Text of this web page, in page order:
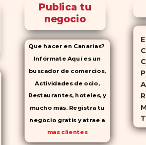
Publica tu
negocio
Que hacer en Canarias?
Infórmate Aquí es un
buscador de comercios,
Actividades de ocio,
Restaurantes, hoteles, y
mucho más. Registra tu
negocio gratis y atrae a
mas clientes